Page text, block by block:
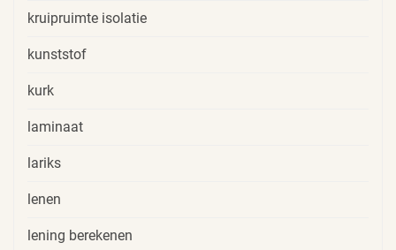
kruipruimte isolatie
kunststof
kurk
laminaat
lariks
lenen
lening berekenen